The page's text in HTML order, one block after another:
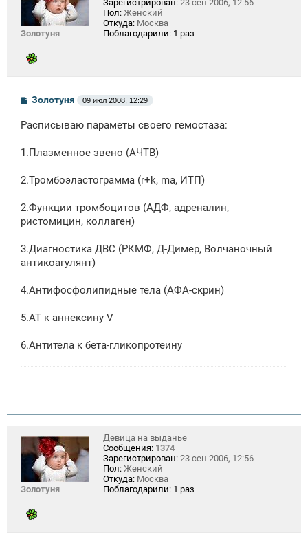
Золотуня
Зарегистрирован: 23 сен 2006, 12:56
Пол: Женский
Откуда: Москва
Поблагодарили: 1 раз
С
б
е
н
е
Золотуня 09 июл 2008, 12:29
Расписываю параметы своего гемостаза:
1.Плазменное звено (АЧТВ)
2.Тромбоэластограмма (r+k, ma, ИТП)
2.Функции тромбоцитов (АДФ, адреналин,
ристомицин, коллаген)
3.Диагностика ДВС (РКМФ, Д-Димер, Волчаночный
антикоагулянт)
4.Антифосфолипидные тела (АФА-скрин)
5.АТ к аннексину V
6.Антитела к бета-гликопротеину
Золотуня
Девица на выданье
Сообщения: 1374
Зарегистрирован: 23 сен 2006, 12:56
Пол: Женский
Откуда: Москва
Поблагодарили: 1 раз